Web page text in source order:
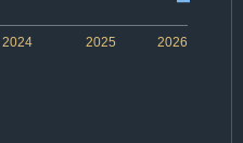
2024 2026
2025